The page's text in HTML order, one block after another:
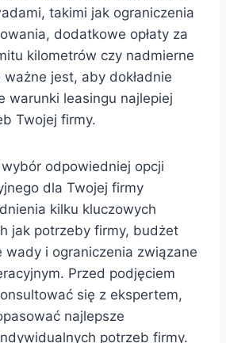
takimi jak ograniczenia
dodatkowe opłaty za
kilometrów czy nadmierne
jest, aby dokładnie
warunki leasingu najlepiej
Twojej firmy.
odpowiedniej opcji
dla Twojej firmy
kilku kluczowych
jak potrzeby firmy, budżet
wady i ograniczenia związane
Przed podjęciem
się z ekspertem,
najlepsze
potrzeb firmy.